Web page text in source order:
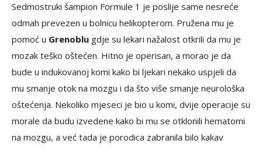
Sedmostruki šampion Formule 1 je poslije same nesreće
odmah prevezen u bolnicu helikopterom. Pružena mu je
pomoć u Grenoblu gdje su lekari nažalost otkrili da mu je
mozak teško oštećen. Hitno je operisan, a morao je da
bude u indukovanoj komi kako bi ljekari nekako uspjeli da
mu smanje otok na mozgu i da što više smanje neurološka
oštećenja. Nekoliko mjeseci je bio u komi, dvije operacije su
morale da budu izvedene kako bi mu se otklonili hematomi
na mozgu, a već tada je porodica zabranila bilo kakav